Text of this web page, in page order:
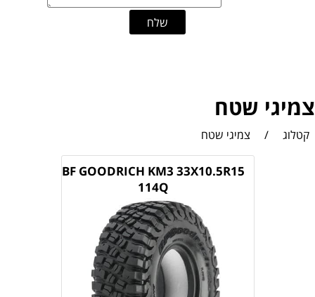
צמיגי שטח
קטלוג / צמיגי שטח
BF GOODRICH KM3 33X10.5R15
114Q